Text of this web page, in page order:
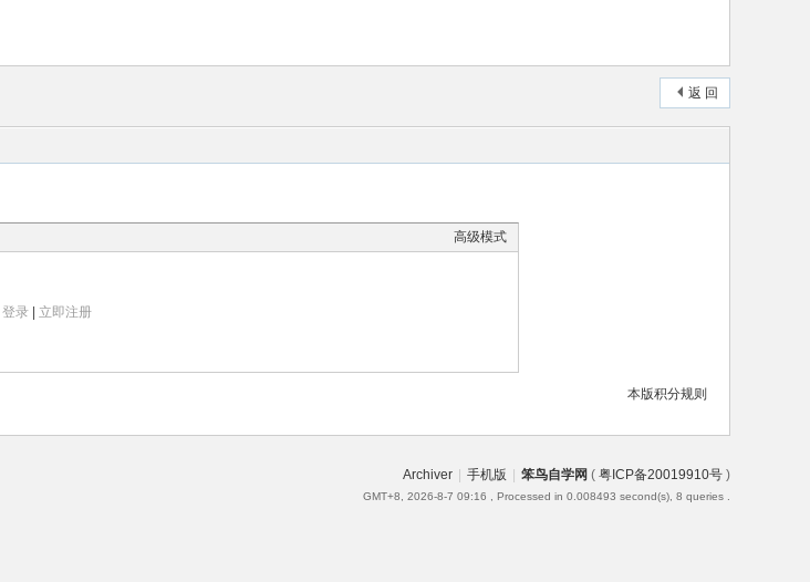
返 回
高级模式
登录 立即注册
本版积分规则
Archiver 手机版 笨鸟自学网 ( 粤ICP备20019910号 )
GMT+8, 2026-8-7 09:16 , Processed in 0.008493 second(s), 8 queries .